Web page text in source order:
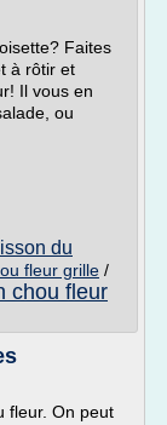
Faites
à rôtir et
Il vous en
ou
du
fleur grille /
chou fleur
fleur. On peut